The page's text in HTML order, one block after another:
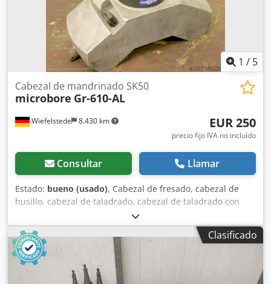
1 / 5
Wiefelstede 8.430 km
Cabezal de mandrinado SK50
microbore Gr-610-AL
EUR 250
precio fijo IVA no incluído
Consultar Llamar
Estado: bueno (usado), Cabezal de fresado, cabezal de
husillo, cabezal de taladrado, cabezal de taladrado con
penetración, cabezal de penetración, cabezal de taladrado
con husillo, cabezal de escariado, herramienta de husillo -
Herramienta de husillo -Portaherramientas: SK50 -Apto
para cambiadores de herramientas Djdpfsb Eu Shox
Algswa -Dimensiones del husillo -Dimensiones:
290/120/A320 mm -Peso: 12 kg
Clasificado